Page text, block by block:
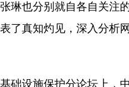
琳也分别就自各自关注
了真知灼见，深入分析
设施保护分论坛上，